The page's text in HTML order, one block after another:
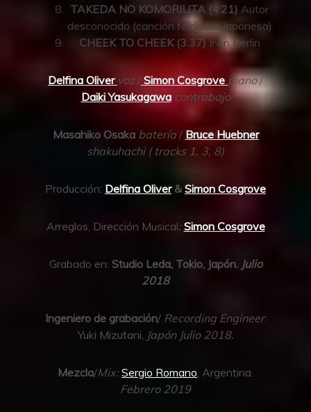
TAKEDA NO KOMORIUTA (4.21) Autor
desconocido (canción folclórica japonesa)
CHEEK TO CHEEK (3.37)Irvin Berlin
Delfina Oliver voz / Simon Cosgrove piano /
Daiki Yasukagawa contrabajo
Masahiko Osaka batería/ Bruce Huebner
shakuhachi ( tracks 1, 3, 8)
Producción: Delfina Oliver&Simon Cosgrove
Arreglos, Dirección Musical: Simon Cosgrove
Grabado en: Studio Leda, Tokio, Japón. Julio
2018
Ingeniero de grabación/ Recording Engineer:
Yuki Mizutani, Japón Julio 2018.
Mezcla/Mix: Sergio Romano, Argentina.
Febrero 2019